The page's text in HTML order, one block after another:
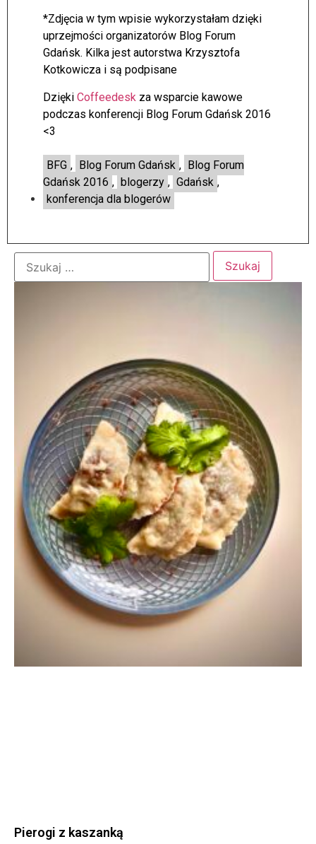
*Zdjęcia w tym wpisie wykorzystałam dzięki
uprzejmości organizatorów Blog Forum
Gdańsk. Kilka jest autorstwa Krzysztofa
Kotkowicza i są podpisane
Dzięki Coffeedesk za wsparcie kawowe
podczas konferencji Blog Forum Gdańsk 2016
<3
BFG , Blog Forum Gdańsk ,
Blog Forum
Gdańsk 2016 , blogerzy , Gdańsk ,
konferencja dla blogerów
Pierogi z kaszanką